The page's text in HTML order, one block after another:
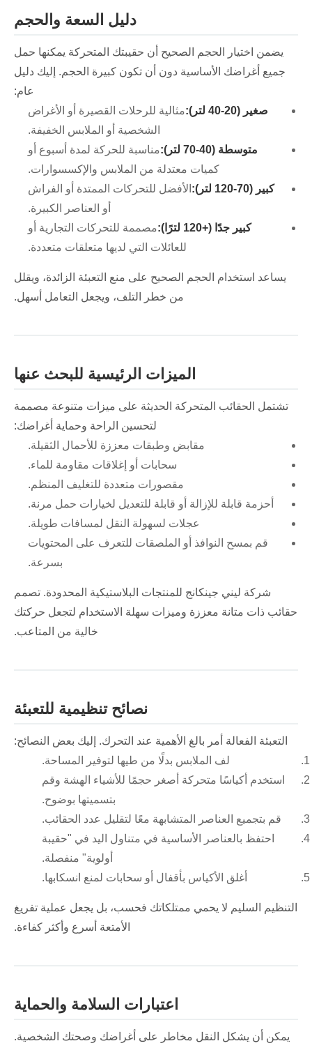
دليل السعة والحجم
يضمن اختيار الحجم الصحيح أن حقيبتك المتحركة يمكنها حمل
جميع أغراضك الأساسية دون أن تكون كبيرة الحجم. إليك دليل
عام:
صغير (20-40 لتر):
مثالية للرحلات القصيرة أو الأغراض
الشخصية أو الملابس الخفيفة.
متوسطة (40-70 لتر):
مناسبة للحركة لمدة أسبوع أو
كميات معتدلة من الملابس والإكسسوارات.
كبير (70-120 لتر):
الأفضل للتحركات الممتدة أو الفراش
أو العناصر الكبيرة.
كبير جدًا (+120 لترًا):
مصممة للتحركات التجارية أو
للعائلات التي لديها متعلقات متعددة.
يساعد استخدام الحجم الصحيح على منع التعبئة الزائدة، ويقلل
من خطر التلف، ويجعل التعامل أسهل.
الميزات الرئيسية للبحث عنها
تشتمل الحقائب المتحركة الحديثة على ميزات متنوعة مصممة
لتحسين الراحة وحماية أغراضك:
مقابض وطبقات معززة للأحمال الثقيلة.
سحابات أو إغلاقات مقاومة للماء.
مقصورات متعددة للتغليف المنظم.
أحزمة قابلة للإزالة أو قابلة للتعديل لخيارات حمل مرنة.
عجلات لسهولة النقل لمسافات طويلة.
قم بمسح النوافذ أو الملصقات للتعرف على المحتويات
بسرعة.
شركة ليني جينكانج للمنتجات البلاستيكية المحدودة. تصمم
حقائب ذات متانة معززة وميزات سهلة الاستخدام لتجعل حركتك
خالية من المتاعب.
نصائح تنظيمية للتعبئة
التعبئة الفعالة أمر بالغ الأهمية عند التحرك. إليك بعض النصائح:
لف الملابس بدلًا من طيها لتوفير المساحة.
استخدم أكياسًا متحركة أصغر حجمًا للأشياء الهشة وقم
بتسميتها بوضوح.
قم بتجميع العناصر المتشابهة معًا لتقليل عدد الحقائب.
احتفظ بالعناصر الأساسية في متناول اليد في "حقيبة
أولوية" منفصلة.
أغلق الأكياس بأقفال أو سحابات لمنع انسكابها.
التنظيم السليم لا يحمي ممتلكاتك فحسب، بل يجعل عملية تفريغ
الأمتعة أسرع وأكثر كفاءة.
اعتبارات السلامة والحماية
يمكن أن يشكل النقل مخاطر على أغراضك وصحتك الشخصية.